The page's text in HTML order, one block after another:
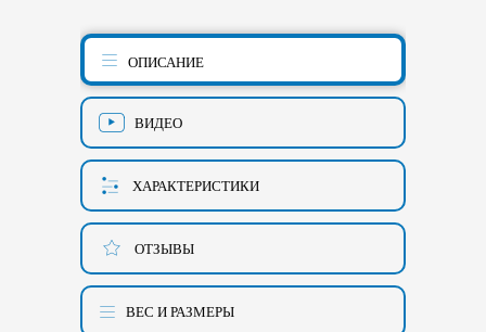
ОПИСАНИЕ
ВИДЕО
ХАРАКТЕРИСТИКИ
ОТЗЫВЫ
ВЕС И РАЗМЕРЫ